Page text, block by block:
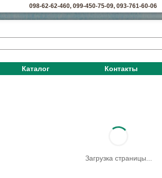
098-62-62-460, 099-450-75-09, 093-761-60-06
Каталог Контакты
Загрузка страницы...